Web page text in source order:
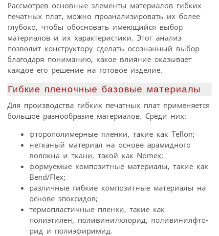
Рассмотрев основные элементы материалов гибких
печатных плат, можно проанализировать их более
глубоко, чтобы обосновать имеющийся выбор
материалов и их характеристики. Этот анализ
позволит конструктору сделать осознанный выбор
благодаря пониманию, какое влияние оказывает
каждое его решение на готовое изделие.
Гибкие пленочные базовые материалы
Для производства гибких печатных плат применяется
большое разнообразие материалов. Среди них:
фторополимерные пленки, такие как Teflon;
нетканый материал на основе арамидного
волокна и ткани, такой как Nomex;
формуемые композитные материалы, такие как
Bend/Flex;
различные гибкие композитные материалы на
основе эпоксидов;
термопластичные пленки, такие как
полиэтилен, поливинилхлорид, поливинилфто-
рид и полиэфиримид.